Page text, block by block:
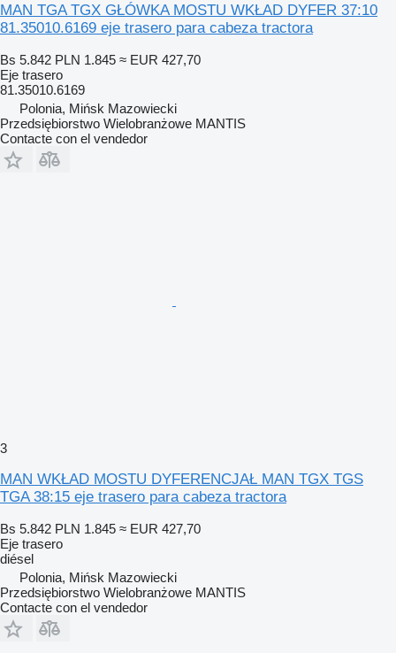
MAN TGA TGX GŁÓWKA MOSTU WKŁAD DYFER 37:10
81.35010.6169 eje trasero para cabeza tractora
Bs 5.842 PLN 1.845 ≈ EUR 427,70
Eje trasero
81.35010.6169
Polonia, Mińsk Mazowiecki
Przedsiębiorstwo Wielobranżowe MANTIS
Contacte con el vendedor
3
MAN WKŁAD MOSTU DYFERENCJAŁ MAN TGX TGS
TGA 38:15 eje trasero para cabeza tractora
Bs 5.842 PLN 1.845 ≈ EUR 427,70
Eje trasero
diésel
Polonia, Mińsk Mazowiecki
Przedsiębiorstwo Wielobranżowe MANTIS
Contacte con el vendedor